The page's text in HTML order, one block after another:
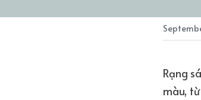
Rạng
màu,